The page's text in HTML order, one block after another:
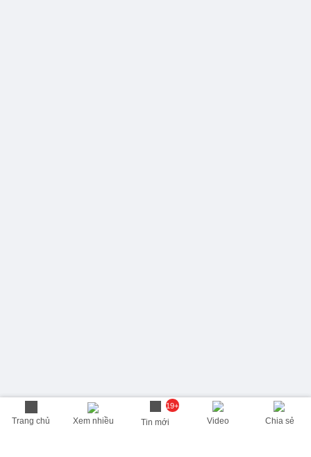
Trang chủ Xem nhiều
19+
Tin mới Video Chia sẻ